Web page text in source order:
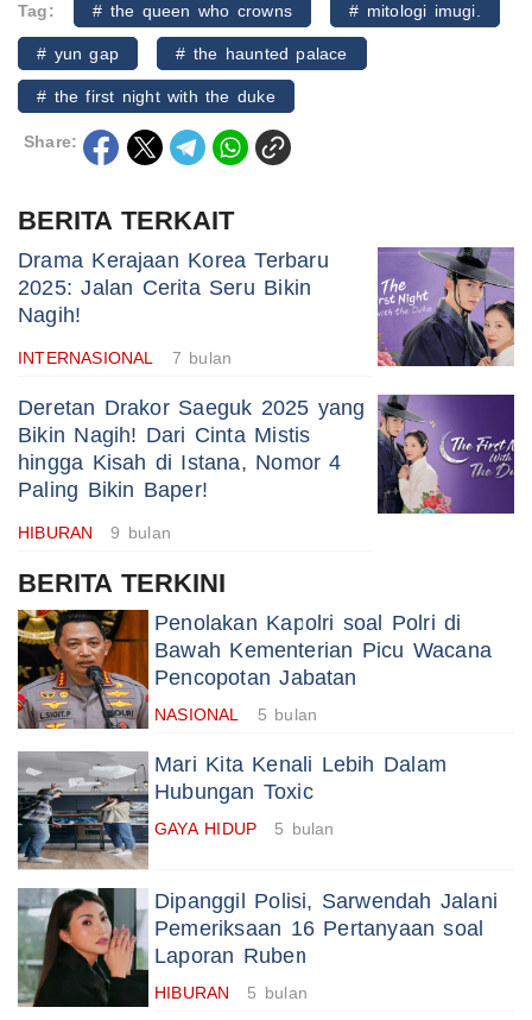
Tag: # the queen who crowns # mitologi imugi.
# yun gap # the haunted palace
# the first night with the duke
Share:
BERITA TERKAIT
Drama Kerajaan Korea Terbaru
2025: Jalan Cerita Seru Bikin
Nagih!
INTERNASIONAL 7 bulan
Deretan Drakor Saeguk 2025 yang
Bikin Nagih! Dari Cinta Mistis
hingga Kisah di Istana, Nomor 4
Paling Bikin Baper!
HIBURAN 9 bulan
BERITA TERKINI
Penolakan Kapolri soal Polri di
Bawah Kementerian Picu Wacana
Pencopotan Jabatan
NASIONAL 5 bulan
Mari Kita Kenali Lebih Dalam
Hubungan Toxic
GAYA HIDUP 5 bulan
Dipanggil Polisi, Sarwendah Jalani
Pemeriksaan 16 Pertanyaan soal
Laporan Ruben
HIBURAN 5 bulan